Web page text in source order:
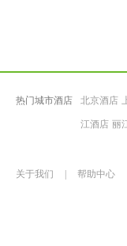
热门城市酒店 北京酒店
江酒店 丽
关于我们
帮助中心